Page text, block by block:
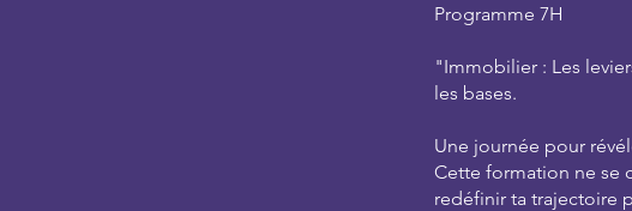
Programme 7H
"Immobilier : Les
les bases.
Une journée pour
Cette formation ne se
redéfinir ta trajectoire